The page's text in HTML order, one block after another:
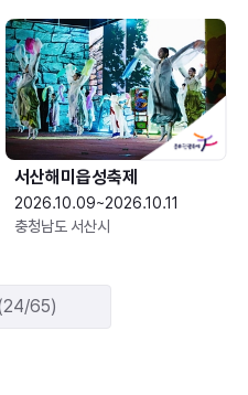
서산해미읍성축제
2026.10.09~2026.10.11
충청남도 서산시
65)